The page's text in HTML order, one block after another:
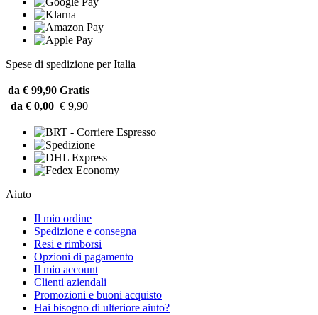
Spese di spedizione per Italia
da € 99,90 Gratis
da € 0,00 € 9,90
Aiuto
Il mio ordine
Spedizione e consegna
Resi e rimborsi
Opzioni di pagamento
Il mio account
Clienti aziendali
Promozioni e buoni acquisto
Hai bisogno di ulteriore aiuto?